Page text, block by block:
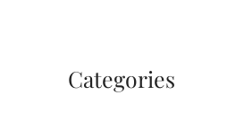
Categories